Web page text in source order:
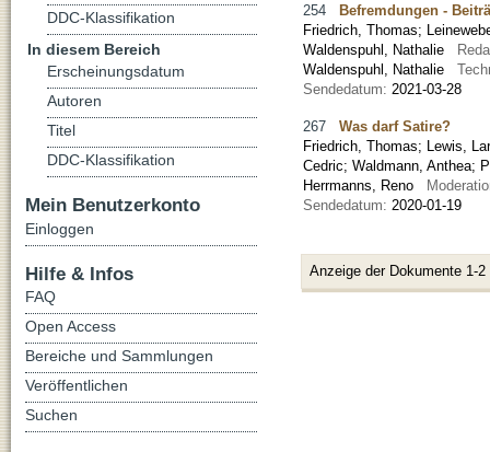
254 Befremdungen -
Friedrich, Thomas;
Waldenspuhl, Nathalie
Waldenspuhl, Nathalie
Sendedatum: 2021-03-28
267 Was darf Satire?
Friedrich, Thomas; Lewis,
Cedric; Waldmann, Anthea;
Herrmanns, Reno
Sendedatum: 2020-01-19
Anzeige der Dokumente 1-2
DDC-Klassifikation
In diesem Bereich
Erscheinungsdatum
Autoren
Titel
DDC-Klassifikation
Mein Benutzerkonto
Einloggen
Hilfe & Infos
FAQ
Open Access
Bereiche und Sammlungen
Veröffentlichen
Suchen